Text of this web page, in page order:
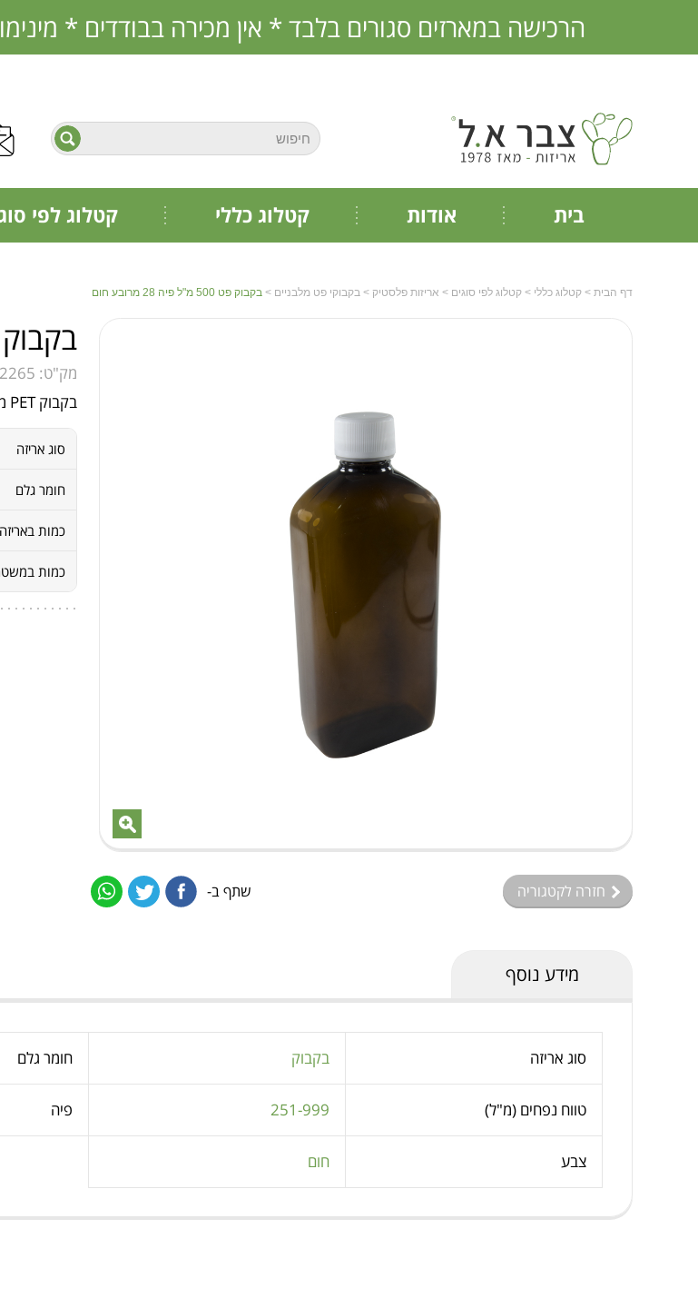
הרכישה במארזים סגורים בלבד * אין מכירה בבודדים * מינימום הזמנה 350 ש"ח *
חפש:
חיפוש
בית אודות קטלוג כללי קטלוג לפי
דף הבית > קטלוג כללי > קטלוג לפי סוגים > אריזות פלסטיק > בקבוקי פט מלבניים > בקבוק פט 500 מ"ל פיה 28 מרובע חום
בקבוק פט 500 מ"ל
מק"ט:
בקבוק PET מרובע, פיה 28. תוצרת איטליה. מיוצר תחת תקני האיכות ISO9001 ו- GMP.
סוג אריזה
חומר גלם
כמות באריזה
כמות
חזרה לקטגוריה שתף ב-
מידע נוסף
סוג אריזה בקבוק חומר גלם
טווח נפחים (מ"ל) 251-999 פיה
צבע חום